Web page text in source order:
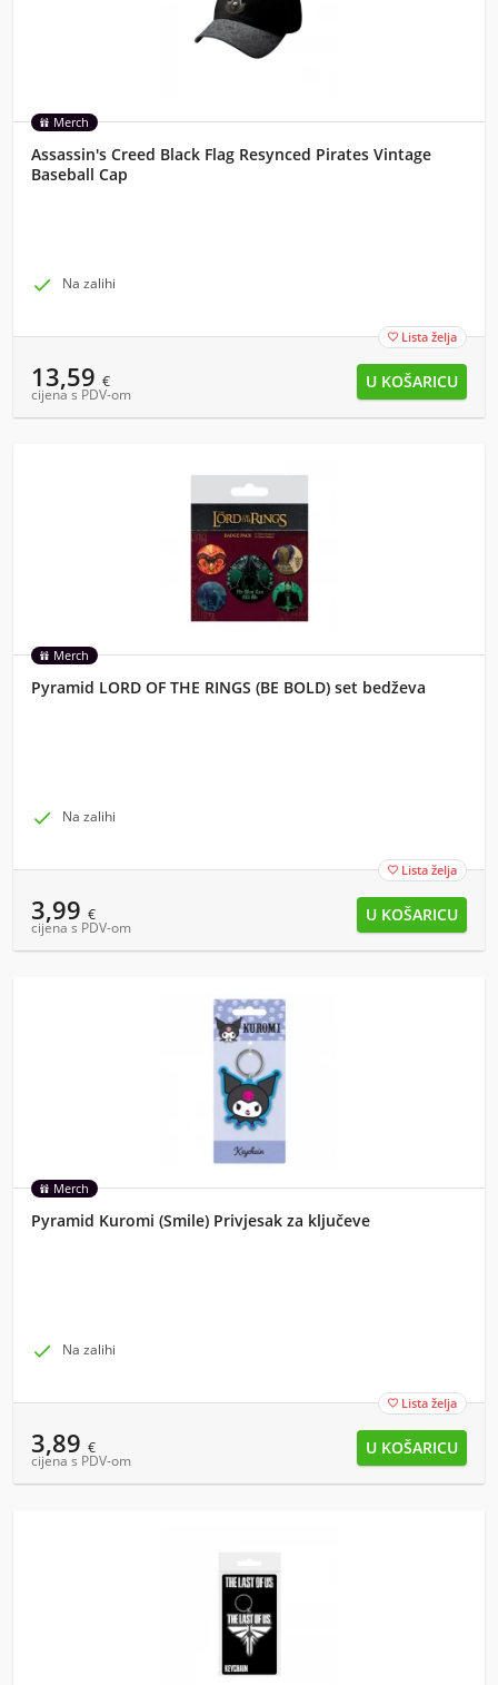
Merch
Assassin's Creed Black Flag Resynced Pirates Vintage
Baseball Cap
 Na zalihi
 Lista želja
13,59 €
cijena s PDV-om
Merch
Pyramid LORD OF THE RINGS (BE BOLD) set bedževa
 Na zalihi
 Lista želja
3,99 €
cijena s PDV-om
Merch
Pyramid Kuromi (Smile) Privjesak za ključeve
 Na zalihi
 Lista želja
3,89 €
cijena s PDV-om